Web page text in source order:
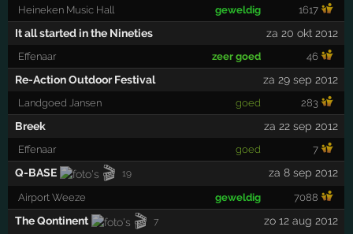
Heineken Music Hall geweldig 1617
It all started in the Nineties za 20 okt 2012
Effenaar zeer goed 46
Re-Action Outdoor Festival za 29 sep 2012
Landgoed Jansen goed 283
Breek za 22 sep 2012
Effenaar goed 7
Q-BASE 🎬 19 za 8 sep 2012
Airport Weeze geweldig 7088
The Qontinent 🎬 7 zo 12 aug 2012